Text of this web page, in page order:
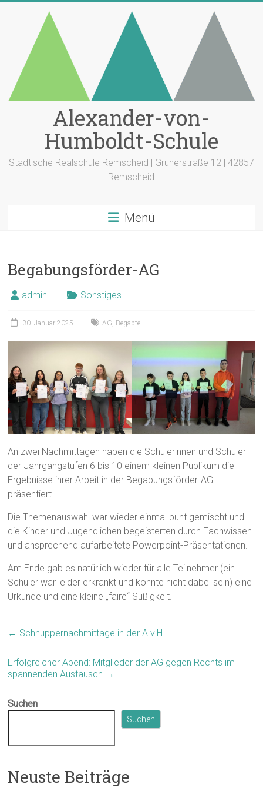
Alexander-von-
Humboldt-Schule
Städtische Realschule Remscheid | Grunerstraße 12 | 42857
Remscheid
Menü
Begabungsförder-AG
admin Sonstiges
30. Januar 2025 AG, Begabte
An zwei Nachmittagen haben die Schülerinnen und Schüler
der Jahrgangstufen 6 bis 10 einem kleinen Publikum die
Ergebnisse ihrer Arbeit in der Begabungsförder-AG
präsentiert.
Die Themenauswahl war wieder einmal bunt gemischt und
die Kinder und Jugendlichen begeisterten durch Fachwissen
und ansprechend aufarbeitete Powerpoint-Präsentationen.
Am Ende gab es natürlich wieder für alle Teilnehmer (ein
Schüler war leider erkrankt und konnte nicht dabei sein) eine
Urkunde und eine kleine „faire“ Süßigkeit.
← Schnuppernachmittage in der A.v.H.
Erfolgreicher Abend: Mitglieder der AG gegen Rechts im
spannenden Austausch →
Suchen
Suchen
Neuste Beiträge